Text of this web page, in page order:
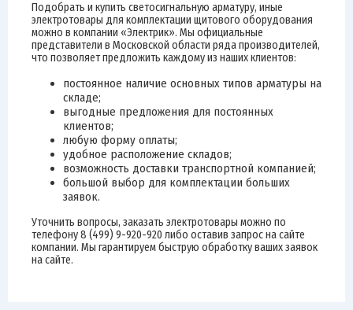
Подобрать и купить светосигнальную арматуру, иные
электротовары для комплектации щитового оборудования
можно в компании «Электрик». Мы официальные
представители в Московской области ряда производителей,
что позволяет предложить каждому из наших клиентов:
постоянное наличие основных типов арматуры на
складе;
выгодные предложения для постоянных
клиентов;
любую форму оплаты;
удобное расположение складов;
возможность доставки транспортной компанией;
большой выбор для комплектации больших
заявок.
Уточнить вопросы, заказать электротовары можно по
телефону 8 (499) 9-920-920 либо оставив запрос на сайте
компании. Мы гарантируем быструю обработку ваших заявок
на сайте.